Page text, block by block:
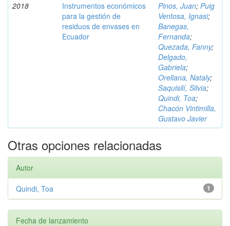
2018
Instrumentos económicos
para la gestión de
residuos de envases en
Ecuador
Pinos, Juan; Puig
Ventosa, Ignasi;
Banegas,
Fernanda;
Quezada, Fanny;
Delgado,
Gabriela;
Orellana, Nataly;
Saquisilí, Silvia;
Quindi, Toa;
Chacón Vintimilla,
Gustavo Javier
Otras opciones relacionadas
Autor
1
Quindi, Toa
Fecha de lanzamiento